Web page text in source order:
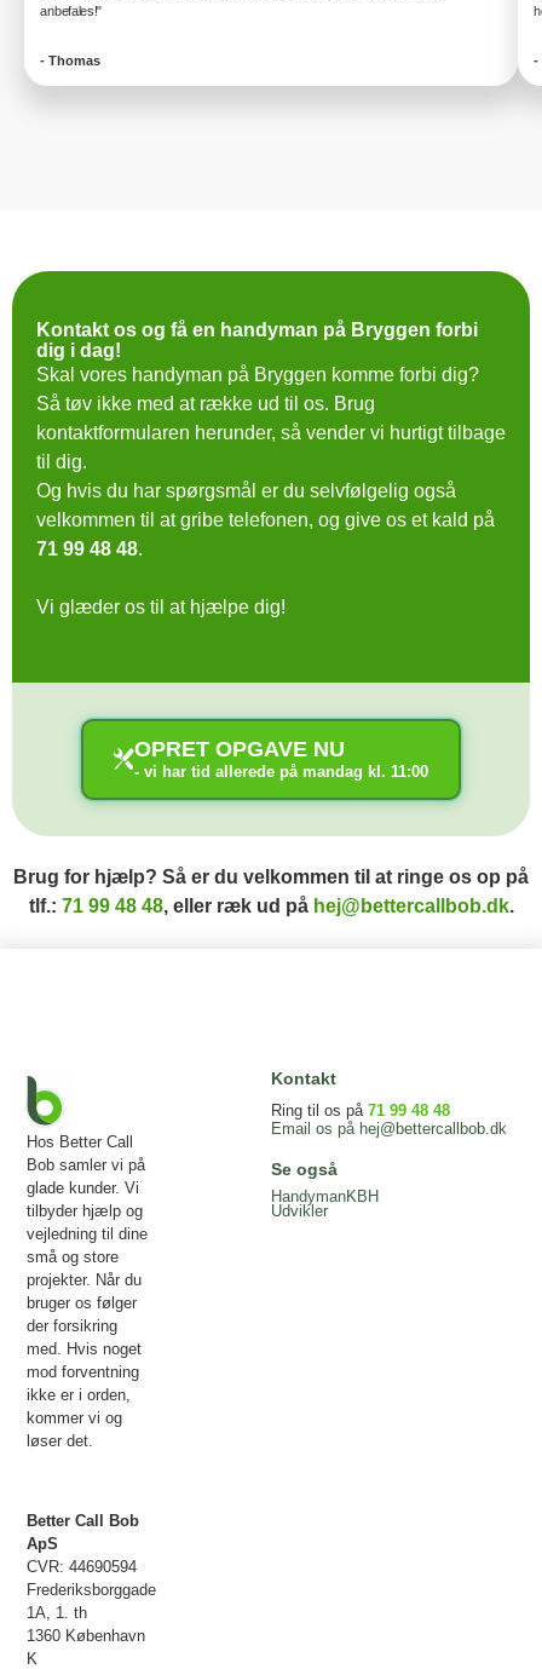
anbefales!"
- Thomas -
Kontakt os og få en handyman på Bryggen forbi
dig i dag!
Skal vores handyman på Bryggen komme forbi dig?
Så tøv ikke med at række ud til os. Brug
kontaktformularen herunder, så vender vi hurtigt tilbage
til dig.
Og hvis du har spørgsmål er du selvfølgelig også
velkommen til at gribe telefonen, og give os et kald på
71 99 48 48.
Vi glæder os til at hjælpe dig!
OPRET OPGAVE NU
- vi har tid allerede på mandag kl. 11:00
Brug for hjælp? Så er du velkommen til at ringe os op på
tlf.: 71 99 48 48, eller ræk ud på hej@bettercallbob.dk.
Hos Better Call
Bob samler vi på
glade kunder. Vi
tilbyder hjælp og
vejledning til dine
små og store
projekter. Når du
bruger os følger
der forsikring
med. Hvis noget
mod forventning
ikke er i orden,
kommer vi og
løser det.
Better Call Bob
ApS
CVR: 44690594
Frederiksborggade
1A, 1. th
1360 København
K
Kontakt
Ring til os på 71 99 48 48
Email os på hej@bettercallbob.dk
Se også
HandymanKBH
Udvikler